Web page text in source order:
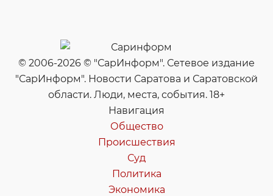
© 2006-2026 © "СарИнформ". Сетевое издание
"СарИнформ". Новости Саратова и Саратовской
области. Люди, места, события. 18+
Навигация
Общество
Происшествия
Суд
Политика
Экономика